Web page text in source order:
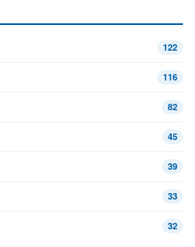
122
116
82
45
39
33
32